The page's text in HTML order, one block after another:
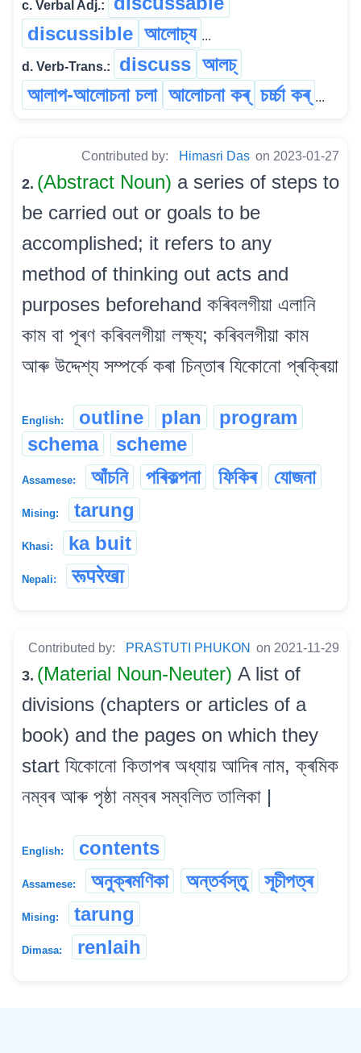
c. Verbal Adj.:
discussible আলোচ্য ...
d. Verb-Trans.: discuss আলচ্
আলাপ-আলোচনা চলা আলোচনা কৰ্ চৰ্চ্চা কৰ্ ...
Contributed by: Himasri Das on 2023-01-27
2. (Abstract Noun) a series of steps to
be carried out or goals to be
accomplished; it refers to any
method of thinking out acts and
purposes beforehand কৰিবলগীয়া এলানি
কাম বা পূৰণ কৰিবলগীয়া লক্ষ্য; কৰিবলগীয়া কাম
আৰু উদ্দেশ্য সম্পৰ্কে কৰা চিন্তাৰ যিকোনো প্ৰক্ৰিয়া
English: outline plan
program
schema
scheme
Assamese: আঁচনি পৰিকল্পনা ফিকিৰ যোজনা
Mising: tarung
Khasi: ka buit
Nepali: रूपरेखा
Contributed by: PRASTUTI PHUKON on 2021-11-29
3. (Material Noun-Neuter) A list of
divisions (chapters or articles of a
book) and the pages on which they
start যিকোনো কিতাপৰ অধ্যায় আদিৰ নাম, ক্ৰমিক
নম্বৰ আৰু পৃষ্ঠা নম্বৰ সম্বলিত তালিকা |
English: contents
Assamese: অনুক্ৰমণিকা অন্তৰ্বস্তু সূচীপত্ৰ
Mising: tarung
Dimasa: renlaih